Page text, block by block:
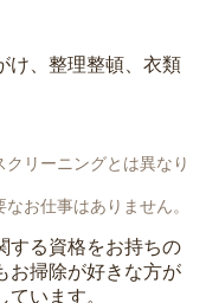
け、整理整頓、衣類
リーニングとは異なり
お仕事はありません。
する資格をお持ちの
お掃除が好きな方が
います。